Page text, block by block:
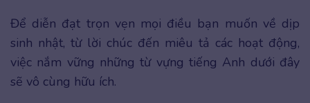
Để diễn đạt trọn vẹn mọi điều bạn muốn về dịp
sinh nhật, từ lời chúc đến miêu tả các hoạt động,
việc nắm vững những từ vựng tiếng Anh dưới đây
sẽ vô cùng hữu ích.